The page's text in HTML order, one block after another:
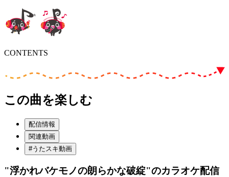
CONTENTS
この曲を楽しむ
配信情報
関連動画
#うたスキ動画
"浮かれバケモノの朗らかな破綻"のカラオケ配信